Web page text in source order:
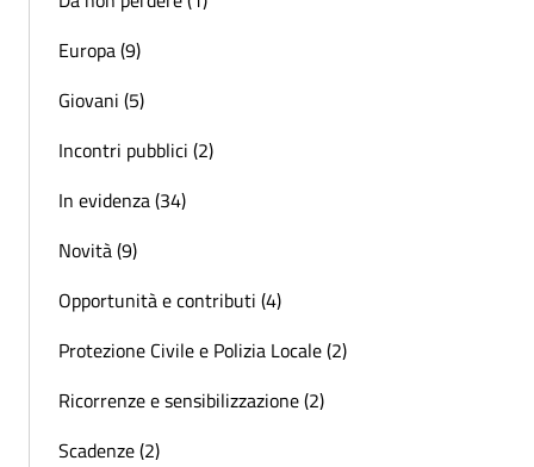
Europa (9)
Giovani (5)
Incontri pubblici (2)
In evidenza (34)
Novità (9)
Opportunità e contributi (4)
Protezione Civile e Polizia Locale (2)
Ricorrenze e sensibilizzazione (2)
Scadenze (2)